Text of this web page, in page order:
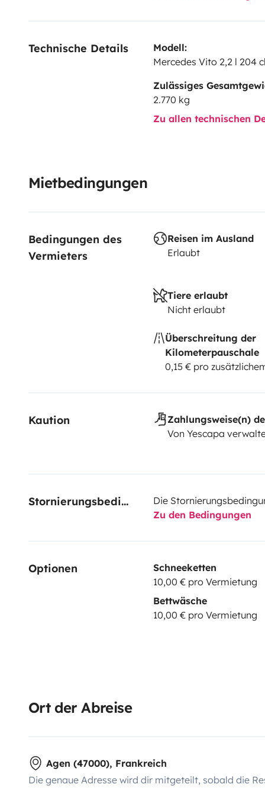
Technische Details
Modell:
Mercedes Vito 2,2 l 204
Zulässiges
2.770 kg
Zu allen technischen
Mietbedingungen
Bedingungen des
Vermieters
Reisen im Ausland
Erlaubt
Tiere erlaubt
Nicht erlaubt
Überschreitung der
Kilometerpauschale
0,15 € pro
Kaution
Zahlungsweise(n)
Von Yescapa
Stornierungsbedingungen
Die
Zu den Bedingungen
Optionen
Schneeketten
10,00 € pro Vermietung
Bettwäsche
10,00 € pro Vermietung
Ort der Abreise
Agen (47000), Frankreich
Die genaue Adresse wird dir mitgeteilt, sobald die